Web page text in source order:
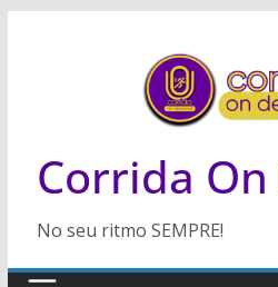
Corrida
No seu ritmo SEMPRE!